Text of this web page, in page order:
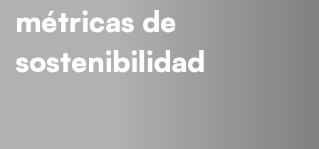
métricas de
sostenibilidad